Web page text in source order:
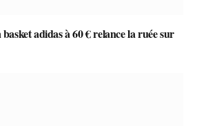
adidas à 60 € relance la ruée sur